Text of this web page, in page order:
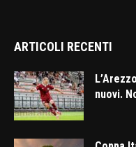
ARTICOLI RECENTI
nuovi.